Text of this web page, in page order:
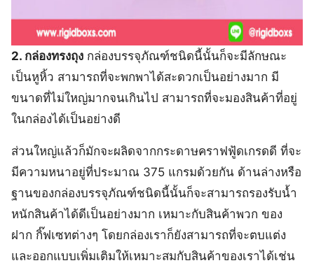
2. กล่องทรงถุง กล่องบรรจุภัณฑ์ชนิดนี้นั้นก็จะมีลักษณะ
เป็นหูหิ้ว สามารถที่จะพกพาได้สะดวกเป็นอย่างมาก มี
ขนาดที่ไม่ใหญ่มากจนเกินไป สามารถที่จะมองสินค้าที่อยู่
ในกล่องได้เป็นอย่างดี
ส่วนใหญ่แล้วก็มักจะผลิดจากกระดาษคราฟฟู้ดเกรดดี ที่จะ
มีความหนาอยู่ที่ประมาณ 375 แกรมด้วยกัน ด้านล่างหรือ
ฐานของกล่องบรรจุภัณฑ์ชนิดนี้นั้นก็จะสามารถรองรับน้ำ
หนักสินค้าได้ดีเป็นอย่างมาก เหมาะกับสินค้าพวก ของ
ฝาก กิ๊ฟเซทต่างๆ โดยกล่องเราก็ยังสามารถที่จะตบแต่ง
และออกแบบเพิ่มเติมให้เหมาะสมกับสินค้าของเราได้เช่น